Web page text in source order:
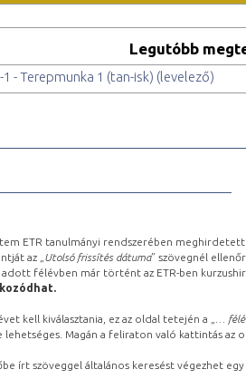
Legutóbb
1 - Terepmunka 1 (tan-isk) (levelező)
ETR tanulmányi rendszerében
az „ Utolsó frissítés dátuma” szövegnél
adott félévben már történt az ETR-ben
kell kiválasztania, ez az oldal tetején a „
…
lehetséges. Magán a feliraton való kattintás az
írt szöveggel általános keresést végezhet